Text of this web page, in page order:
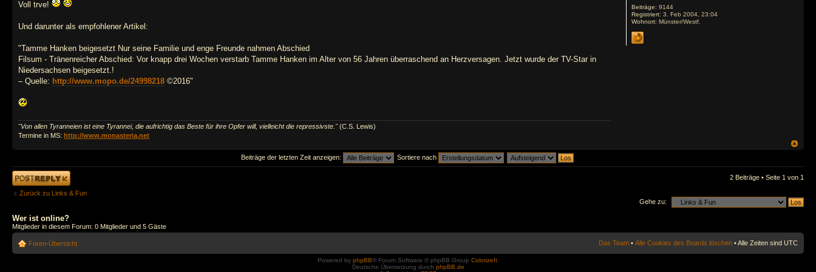
Voll trve!
Und darunter als empfohlener Artikel:
"Tamme Hanken beigesetzt Nur seine Familie und enge Freunde nahmen Abschied
Filsum - Tränenreicher Abschied: Vor knapp drei Wochen verstarb Tamme Hanken im Alter von 56 Jahren überraschend an Herzversagen. Jetzt wurde der TV-Star in
Niedersachsen beigesetzt.!
– Quelle: http://www.mopo.de/24998218 ©2016"
"Von allen Tyranneien ist eine Tyrannei, die aufrichtig das Beste für ihre Opfer will, vielleicht die repressivste."(C.S. Lewis)
Termine in MS: http://www.monasteria.net
Beiträge: 9144
Registriert: 3. Feb 2004, 23:04
Wohnort: Münster/Westf.
Beiträge der letzten Zeit anzeigen: Sortiere nach
Antwort erstellen 2 Beiträge • Seite 1 von 1
Zurück zu Links & Fun
Gehe zu:
Wer ist online?
Mitglieder in diesem Forum: 0 Mitglieder und 5 Gäste
Foren-Übersicht Das Team • Alle Cookies des Boards löschen • Alle Zeiten sind UTC
Powered by phpBB® Forum Software © phpBB Group ColorizeIt.
Deutsche Übersetzung durch phpBB.de